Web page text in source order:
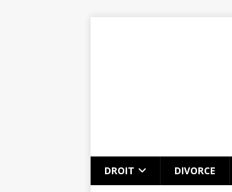
DROIT DIVORCE